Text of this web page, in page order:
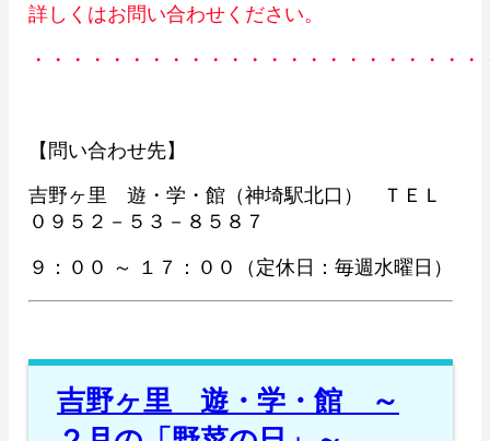
詳しくはお問い合わせください。
・・・・・・・・・・・・・・・・・・・・・
【問い合わせ先】
吉野ヶ里 遊・学・館（神埼駅北口） ＴＥＬ
０９５２－５３－８５８７
９：００ ～ １７：００（定休日：毎週水曜日）
吉野ヶ里 遊・学・館 ～